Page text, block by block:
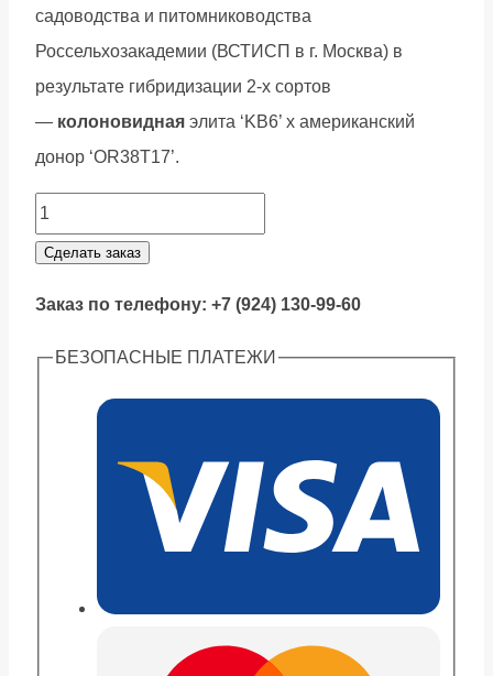
садоводства и питомниководства
Россельхозакадемии (ВСТИСП в г. Москва) в
результате гибридизации 2-х сортов
— колоновидная элита ‘KB6’ x американский
донор ‘OR38T17’.
Яблоня
колоновидная
quantity
Сделать заказ
Заказ по телефону: +7 (924) 130-99-60
БЕЗОПАСНЫЕ ПЛАТЕЖИ